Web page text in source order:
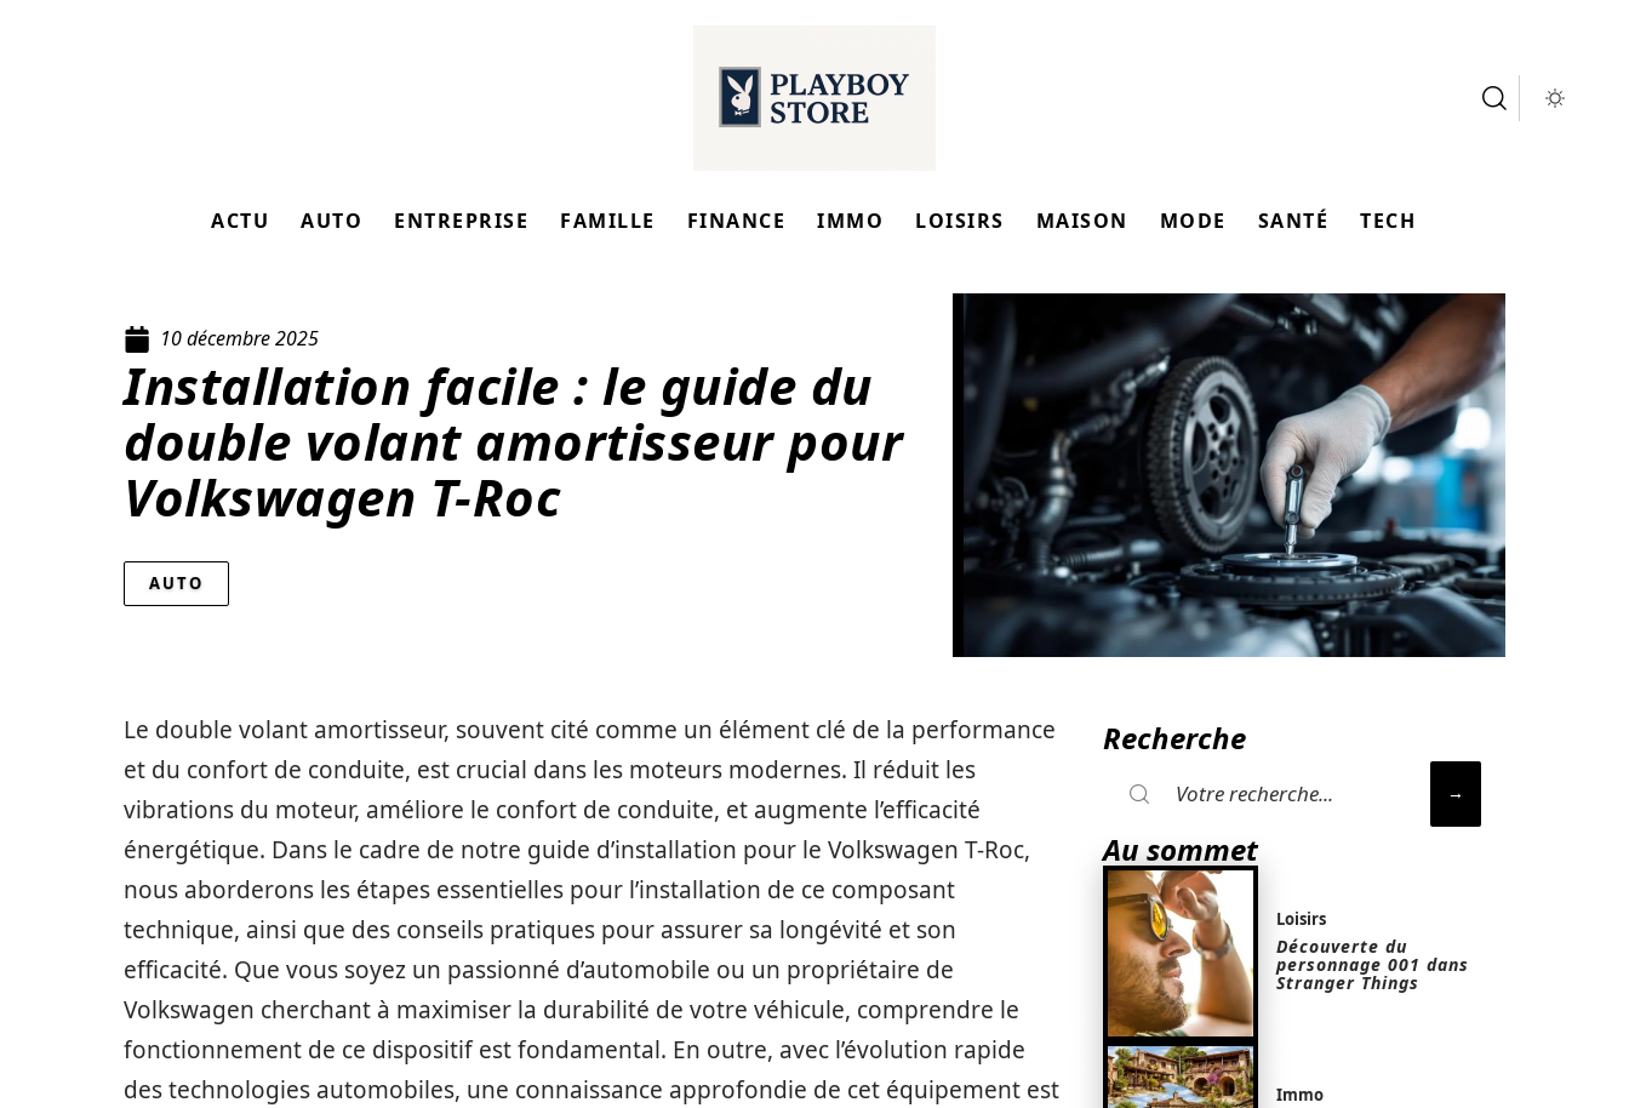
ACTU AUTO ENTREPRISE FAMILLE FINANCE IMMO LOISIRS MAISON MODE SANTÉ TECH
10 décembre 2025
Installation facile : le guide du
double volant amortisseur pour
Volkswagen T-Roc
AUTO
Le double volant amortisseur, souvent cité comme un élément clé de la performance
et du confort de conduite, est crucial dans les moteurs modernes. Il réduit les
vibrations du moteur, améliore le confort de conduite, et augmente l’efficacité
énergétique. Dans le cadre de notre guide d’installation pour le Volkswagen T-Roc,
nous aborderons les étapes essentielles pour l’installation de ce composant
technique, ainsi que des conseils pratiques pour assurer sa longévité et son
efficacité. Que vous soyez un passionné d’automobile ou un propriétaire de
Volkswagen cherchant à maximiser la durabilité de votre véhicule, comprendre le
fonctionnement de ce dispositif est fondamental. En outre, avec l’évolution rapide
des technologies automobiles, une connaissance approfondie de cet équipement est
Recherche
Au sommet
Loisirs
Découverte du
personnage 001 dans
Stranger Things
Immo